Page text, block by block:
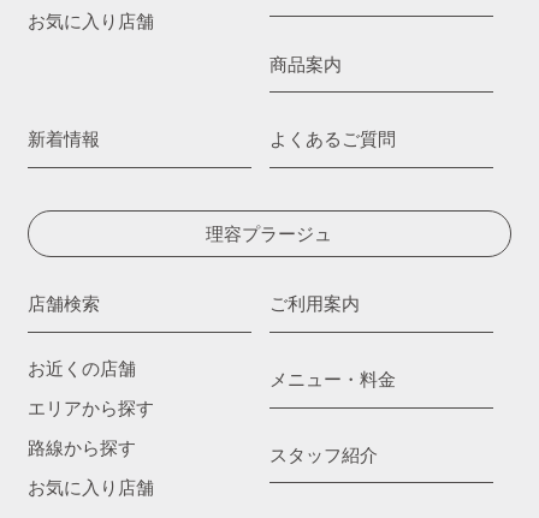
お気に入り店舗
商品案内
新着情報 よくあるご質問
理容プラージュ
店舗検索
お近くの店舗
エリアから探す
路線から探す
お気に入り店舗
ご利用案内
メニュー・料金
スタッフ紹介